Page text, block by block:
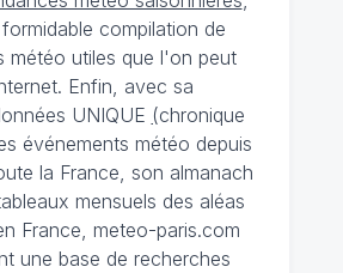
compilation de
météo utiles que l'on peut
Enfin, avec sa
UNIQUE (chronique
événements météo depuis
la France, son almanach
mensuels des aléas
France, meteo-paris.com
une base de recherches